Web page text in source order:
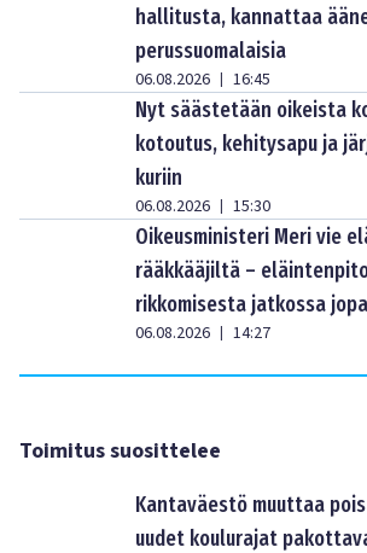
hallitusta, kannattaa
perussuomalaisia
06.08.2026 | 16:45
Nyt säästetään oikeista
kotoutus, kehitysapu ja
kuriin
06.08.2026 | 15:30
Oikeusministeri Meri vie
rääkkääjiltä –
rikkomisesta jatkossa
06.08.2026 | 14:27
Toimitus suosittelee
Kantaväestö muuttaa
uudet koulurajat